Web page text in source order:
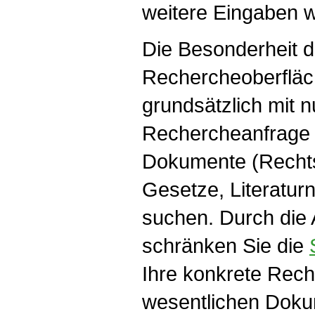
weitere Eingaben
Die Besonderheit
grundsätzlich mit
Dokumente
Gesetze,
suchen. Durch die
schränken Sie die
Ihre konkrete
wesentlichen